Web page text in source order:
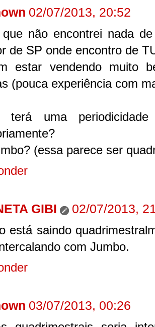
02/07/2013, 20:52
que não encontrei nada
de SP onde encontro de
estar vendendo muito
(pouca experiência com
terá uma
(essa parece ser
GIBI 02/07/2013,
está saindo
com Jumbo.
03/07/2013, 00:26